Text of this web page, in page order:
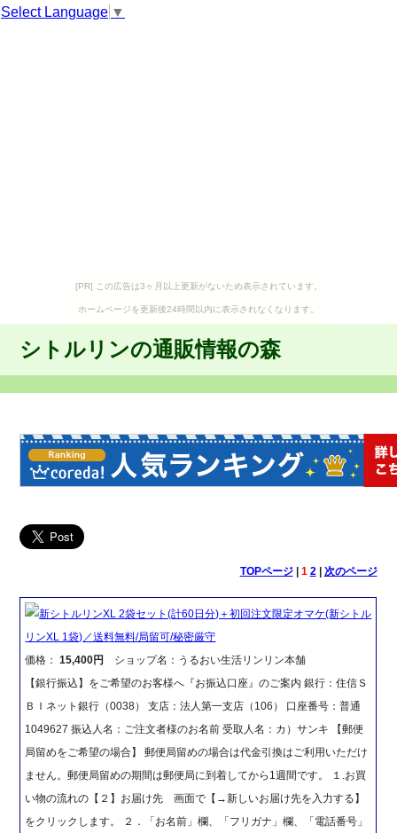
Select Language ▼
[PR] この広告は3ヶ月以上更新がないため表示されています。
ホームページを更新後24時間以内に表示されなくなります。
シトルリンの通販情報の森
TOPページ| 1 2| 次のページ
新シトルリンXL 2袋セット(計60日分)＋初回注文限定オマケ(新シトル
リンXL 1袋)／送料無料/局留可/秘密厳守
価格：15,400円
ショップ名：うるおい生活リンリン本舗
【銀行振込】をご希望のお客様へ『お振込口座』のご案内 銀行：住信Ｓ
ＢＩネット銀行（0038） 支店：法人第一支店（106） 口座番号：普通
1049627 振込人名：ご注文者様のお名前 受取人名：カ）サンキ 【郵便
局留めをご希望の場合】 郵便局留めの場合は代金引換はご利用いただけ
ません。郵便局留めの期間は郵便局に到着してから1週間です。 １.お買
い物の流れの【２】お届け先 画面で【→新しいお届け先を入力する】
をクリックします。 ２．「お名前」欄、「フリガナ」欄、「電話番号」